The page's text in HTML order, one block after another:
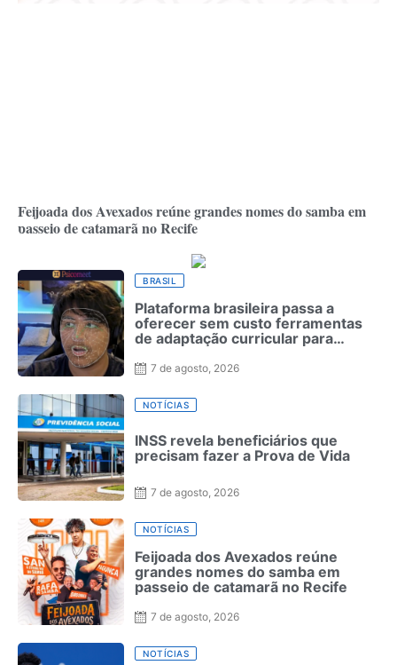
Feijoada dos Avexados reúne grandes nomes do samba em
passeio de catamarã no Recife
BRASIL
Plataforma brasileira passa a
oferecer sem custo ferramentas
de adaptação curricular para
7 de agosto, 2026
NOTÍCIAS
INSS revela beneficiários que
precisam fazer a Prova de Vida
7 de agosto, 2026
NOTÍCIAS
Feijoada dos Avexados reúne
grandes nomes do samba em
passeio de catamarã no Recife
7 de agosto, 2026
NOTÍCIAS